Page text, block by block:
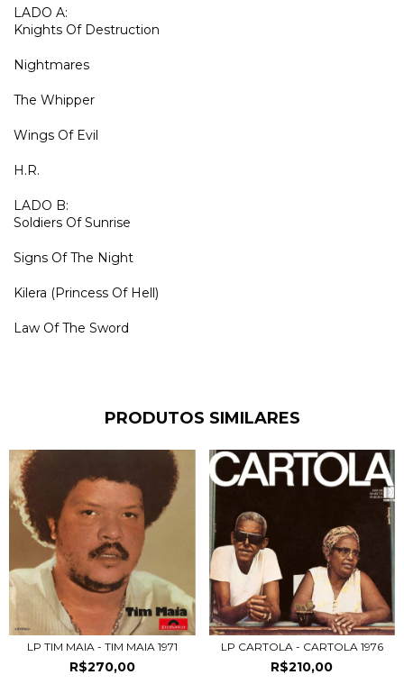
LADO A:
Knights Of Destruction
Nightmares
The Whipper
Wings Of Evil
H.R.
LADO B:
Soldiers Of Sunrise
Signs Of The Night
Kilera (Princess Of Hell)
Law Of The Sword
PRODUTOS SIMILARES
LP TIM MAIA - TIM MAIA 1971
R$270,00
LP CARTOLA - CARTOLA 1976
R$210,00